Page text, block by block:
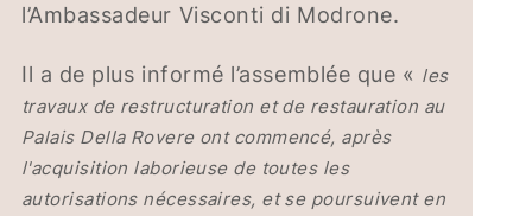
l’Ambassadeur Visconti di Modrone.
Il a de plus informé l’assemblée que « les
travaux de restructuration et de restauration au
Palais Della Rovere ont commencé, après
l'acquisition laborieuse de toutes les
autorisations nécessaires, et se poursuivent en